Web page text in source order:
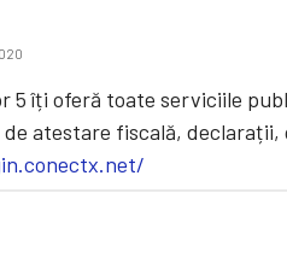
5 îți oferă toate serviciile
atestare fiscală,